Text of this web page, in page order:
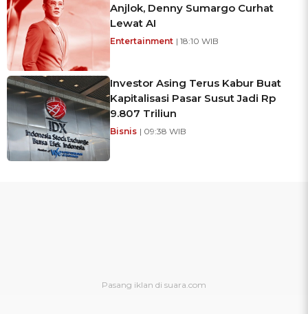
Anjlok, Denny Sumargo Curhat
Lewat AI
Entertainment | 18:10 WIB
Investor Asing Terus Kabur Buat
Kapitalisasi Pasar Susut Jadi Rp
9.807 Triliun
Bisnis | 09:38 WIB